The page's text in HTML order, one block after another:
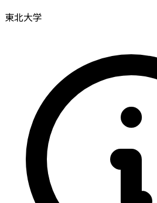
東北大学